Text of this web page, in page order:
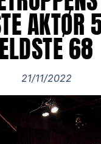
AKTØR
ELDSTE 68
21/11/2022